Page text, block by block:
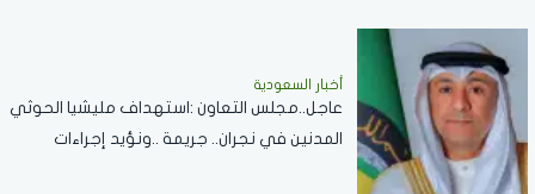
أخبار السعودية
عاجل..مجلس التعاون :استهداف مليشيا الحوثي
المدنين في نجران.. جريمة ..ونؤيد إجراءات